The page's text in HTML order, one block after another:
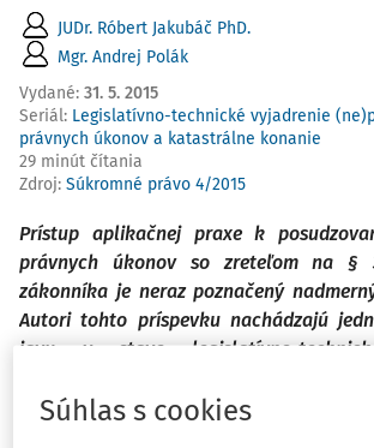
JUDr. Róbert Jakubáč PhD.
Mgr. Andrej Polák
Vydané: 31. 5. 2015
Seriál: Legislatívno-technické vyjadrenie
právnych úkonov a katastrálne konanie
29 minút čítania
Zdroj: Súkromné právo 4/2015
Prístup aplikačnej praxe k
právnych úkonov so zreteľom na §
zákonníka je neraz poznačený
Autori tohto príspevku nachádzajú
javu v stave legislatívno-
názorov prezentovaných v judikatúre a
Súhlas s cookies